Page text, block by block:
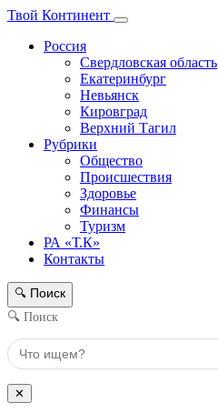
Твой Континент
Россия
Свердловская область
Екатеринбург
Невьянск
Кировград
Верхний Тагил
Рубрики
Общество
Происшествия
Здоровье
Финансы
Туризм
РА «Т.К»
Контакты
🔍 Поиск
🔍 Поиск
✕